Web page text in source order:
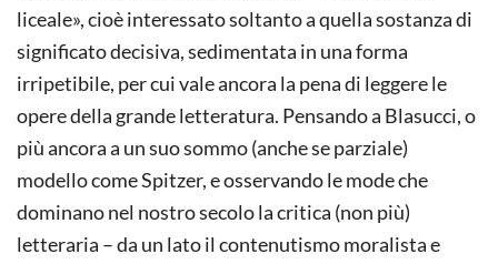
liceale», cioè interessato soltanto a quella sostanza di
significato decisiva, sedimentata in una forma
irripetibile, per cui vale ancora la pena di leggere le
opere della grande letteratura. Pensando a Blasucci, o
più ancora a un suo sommo (anche se parziale)
modello come Spitzer, e osservando le mode che
dominano nel nostro secolo la critica (non più)
letteraria – da un lato il contenutismo moralista e